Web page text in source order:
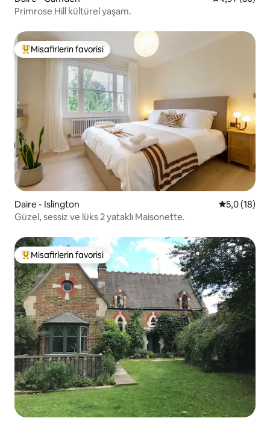
Primrose Hill kültürel yaşam.
Misafirlerin favorilerinden en beğenilenler arasında
Misafirlerin favorisi
Daire - Islington 55,0 (18)
Güzel, sessiz ve lüks 2 yataklı Maisonette.
Misafirlerin favorilerinden en beğenilenler arasında
Misafirlerin favorisi